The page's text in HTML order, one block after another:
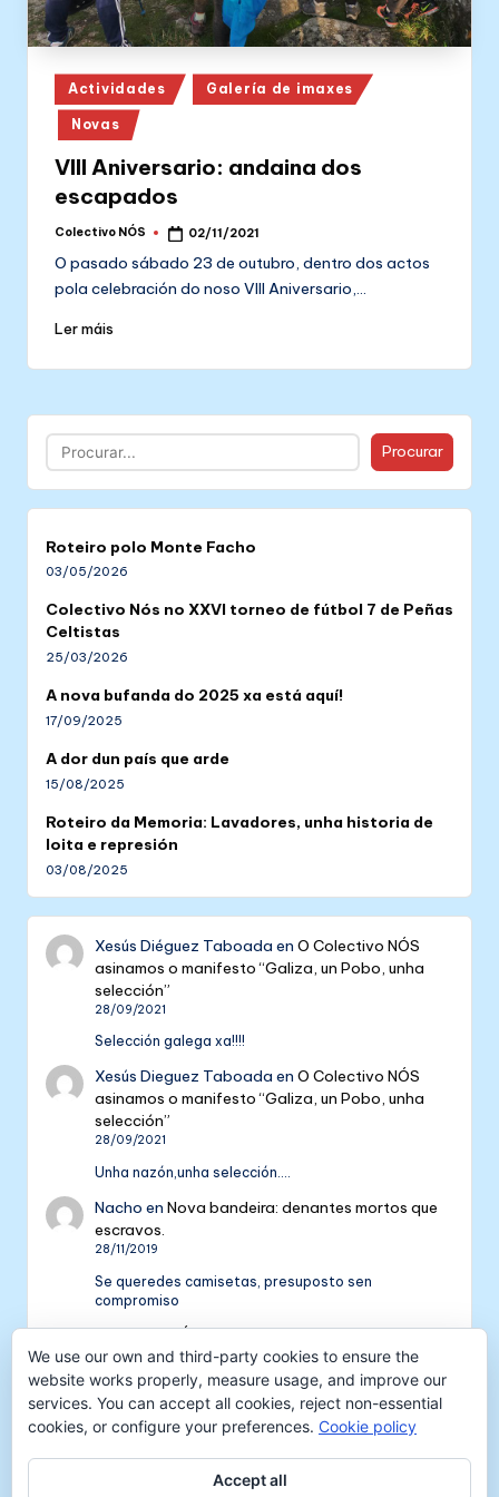
Posted
in
Actividades Galería de imaxes
Novas
VIII Aniversario: andaina dos
escapados
Posted
Colectivo NÓS 02/11/2021
O pasado sábado 23 de outubro, dentro dos actos
pola celebración do noso VIII Aniversario,…
Ler máis
Buscar Procurar
Roteiro polo Monte Facho
03/05/2026
Colectivo Nós no XXVI torneo de fútbol 7 de Peñas
Celtistas
25/03/2026
A nova bufanda do 2025 xa está aquí!
17/09/2025
A dor dun país que arde
15/08/2025
Roteiro da Memoria: Lavadores, unha historia de
loita e represión
03/08/2025
Xesús Diéguez Taboada enO Colectivo NÓS
asinamos o manifesto “Galiza, un Pobo, unha
selección”
28/09/2021
Selección galega xa!!!!
Xesús Dieguez Taboada enO Colectivo NÓS
asinamos o manifesto “Galiza, un Pobo, unha
selección”
28/09/2021
Unha nazón,unha selección....
Nacho enNova bandeira: denantes mortos que
escravos.
28/11/2019
Se queredes camisetas, presuposto sen
compromiso
Colectivo NÓS: 5 anos de galeguismo e celtismo
| Colectivo NósenV Aniversario do Colectivo
NÓS
16/09/2018
[…] mil tempadas máis. E por iso convidámosvos a
We use our own and third-party cookies to ensure the
website works properly, measure usage, and improve our
services. You can accept all cookies, reject non-essential
cookies, or configure your preferences. Cookie policy
Accept all